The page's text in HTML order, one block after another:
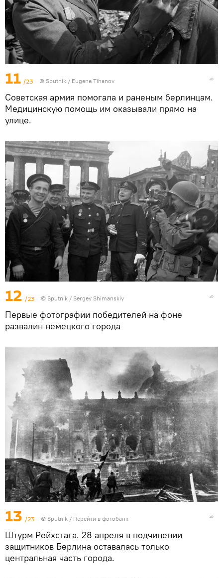
11 /23 © Sputnik / Eugene Tihanov
Советская армия помогала и раненым берлинцам.
Медицинскую помощь им оказывали прямо на
улице.
12 /23 © Sputnik / Sergey Shimanskiy
Первые фотографии победителей на фоне
развалин немецкого города
13 /23 © Sputnik / Перейти в фотобанк
Штурм Рейхстага. 28 апреля в подчинении
защитников Берлина оставалась только
центральная часть города.